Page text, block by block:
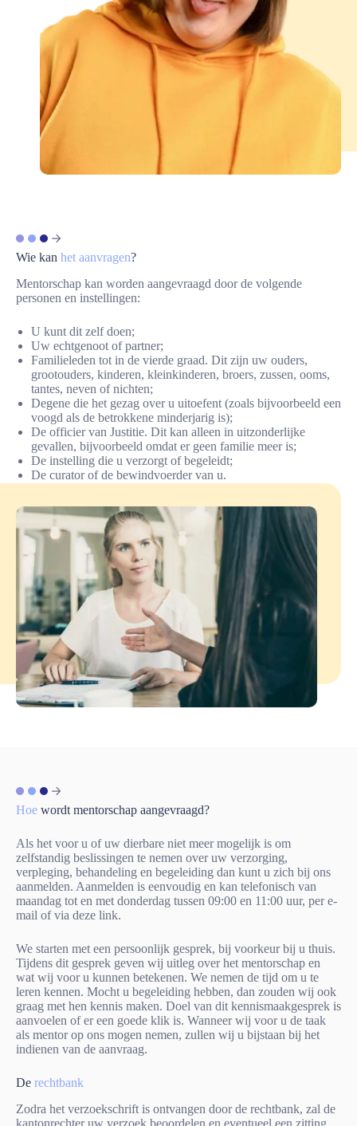
Wie kan het aanvragen?
Mentorschap kan worden aangevraagd door de volgende
personen en instellingen:
U kunt dit zelf doen;
Uw echtgenoot of partner;
Familieleden tot in de vierde graad. Dit zijn uw ouders,
grootouders, kinderen, kleinkinderen, broers, zussen, ooms,
tantes, neven of nichten;
Degene die het gezag over u uitoefent (zoals bijvoorbeeld een
voogd als de betrokkene minderjarig is);
De officier van Justitie. Dit kan alleen in uitzonderlijke
gevallen, bijvoorbeeld omdat er geen familie meer is;
De instelling die u verzorgt of begeleidt;
De curator of de bewindvoerder van u.
Hoe wordt mentorschap aangevraagd?
Als het voor u of uw dierbare niet meer mogelijk is om
zelfstandig beslissingen te nemen over uw verzorging,
verpleging, behandeling en begeleiding dan kunt u zich bij ons
aanmelden. Aanmelden is eenvoudig en kan telefonisch van
maandag tot en met donderdag tussen 09:00 en 11:00 uur, per e-
mail ofvia deze link.
We starten met een persoonlijk gesprek, bij voorkeur bij u thuis.
Tijdens dit gesprek geven wij uitleg over het mentorschap en
wat wij voor u kunnen betekenen. We nemen de tijd om u te
leren kennen. Mocht u begeleiding hebben, dan zouden wij ook
graag met hen kennis maken. Doel van dit kennismaakgesprek is
aanvoelen of er een goede klik is. Wanneer wij voor u de taak
als mentor op ons mogen nemen, zullen wij u bijstaan bij het
indienen van de aanvraag.
De rechtbank
Zodra het verzoekschrift is ontvangen door de rechtbank, zal de
kantonrechter uw verzoek beoordelen en eventueel een zitting